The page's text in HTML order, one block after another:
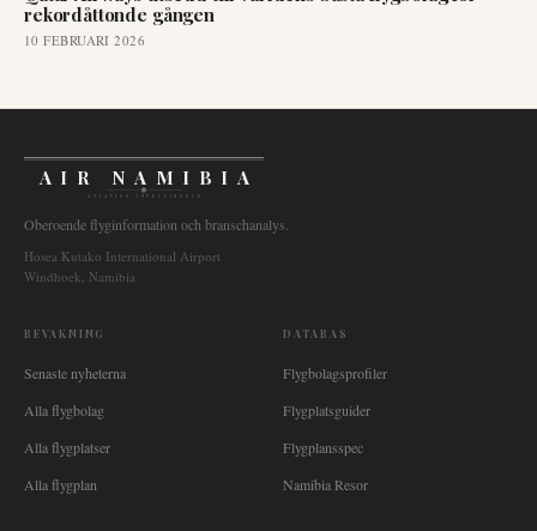
rekordåttonde gången
10 FEBRUARI 2026
AIR NAMIBIA
AVIATION INTELLIGENCE
Oberoende flyginformation och branschanalys.
Hosea Kutako International Airport
Windhoek, Namibia
BEVAKNING
Senaste nyheterna
Alla flygbolag
Alla flygplatser
Alla flygplan
DATABAS
Flygbolagsprofiler
Flygplatsguider
Flygplansspec
Namibia Resor